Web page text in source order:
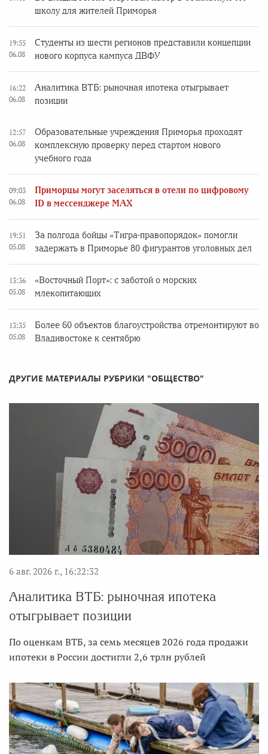
школу для жителей Приморья
19:55
06.08
Студенты из шести регионов представили концепции
нового корпуса кампуса ДВФУ
16:22
06.08
Аналитика ВТБ: рыночная ипотека отыгрывает
позиции
12:57
06.08
Образовательные учреждения Приморья проходят
комплексную проверку перед стартом нового
учебного года
09:03
06.08
Приморцы могут заселяться в отели по цифровому
ID в мессенджере MAX
19:51
05.08
За полгода бойцы «Тигра-правопорядок» помогли
задержать в Приморье 80 фигурантов уголовных дел
13:36
05.08
«Восточный Порт»: с заботой о морских
млекопитающих
13:35
05.08
Более 60 объектов благоустройства отремонтируют во
Владивостоке к сентябрю
ДРУГИЕ МАТЕРИАЛЫ РУБРИКИ "ОБЩЕСТВО"
6 авг. 2026 г., 16:22:32
Аналитика ВТБ: рыночная ипотека
отыгрывает позиции
По оценкам ВТБ, за семь месяцев 2026 года продажи
ипотеки в России достигли 2,6 трлн рублей